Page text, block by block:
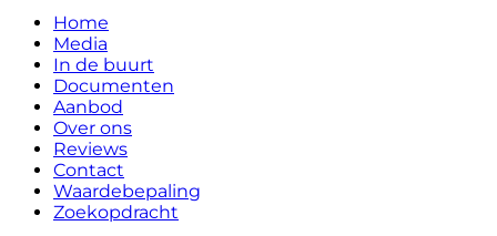
Home
Media
In de buurt
Documenten
Aanbod
Over ons
Reviews
Contact
Waardebepaling
Zoekopdracht